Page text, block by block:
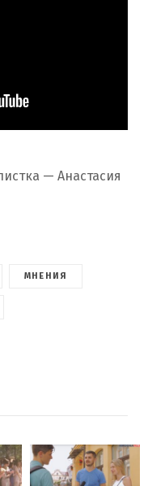
— Анастасия
МНЕНИЯ